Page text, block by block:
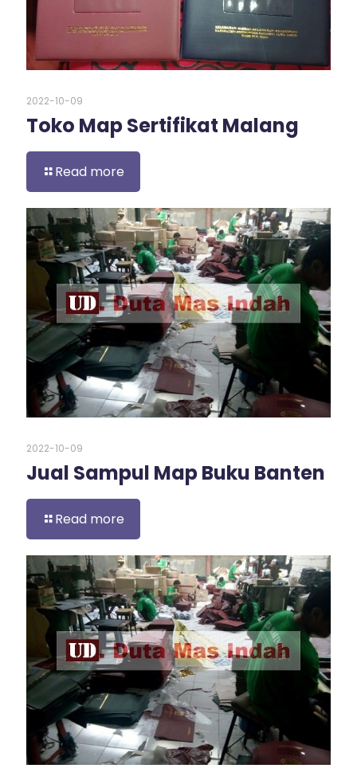
2022-10-09
Toko Map Sertifikat Malang
Read more
2022-10-09
Jual Sampul Map Buku Banten
Read more